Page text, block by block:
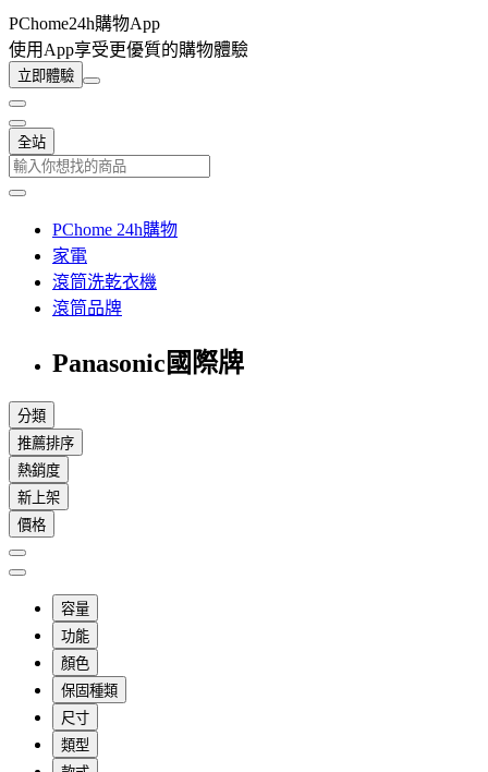
PChome24h購物App
使用App享受更優質的購物體驗
立即體驗
全站
PChome 24h購物
家電
滾筒洗乾衣機
滾筒品牌
Panasonic國際牌
分類
推薦排序
熱銷度
新上架
價格
容量
功能
顏色
保固種類
尺寸
類型